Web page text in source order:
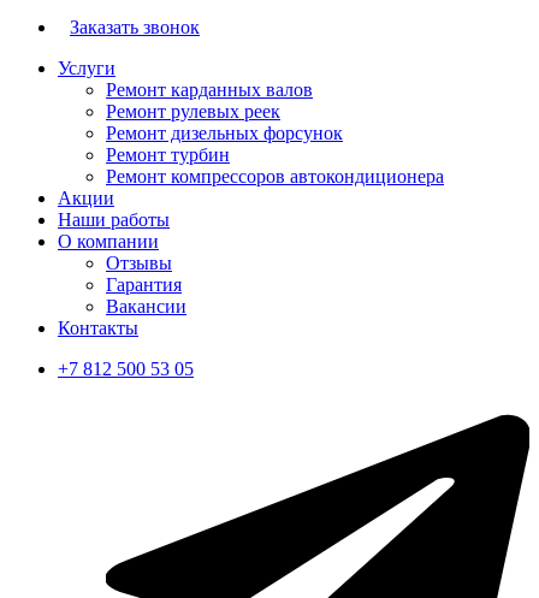
Заказать звонок
Услуги
Ремонт карданных валов
Ремонт рулевых реек
Ремонт дизельных форсунок
Ремонт турбин
Ремонт компрессоров автокондиционера
Акции
Наши работы
О компании
Отзывы
Гарантия
Вакансии
Контакты
+7 812 500 53 05